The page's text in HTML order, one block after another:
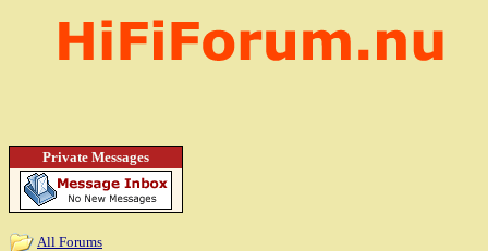
Private Messages
All Forums